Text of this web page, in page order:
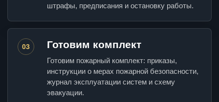
штрафы, предписания и остановку работы.
03 Готовим комплект
Готовим пожарный комплект: приказы,
инструкции о мерах пожарной безопасности,
журнал эксплуатации систем и схему
эвакуации.